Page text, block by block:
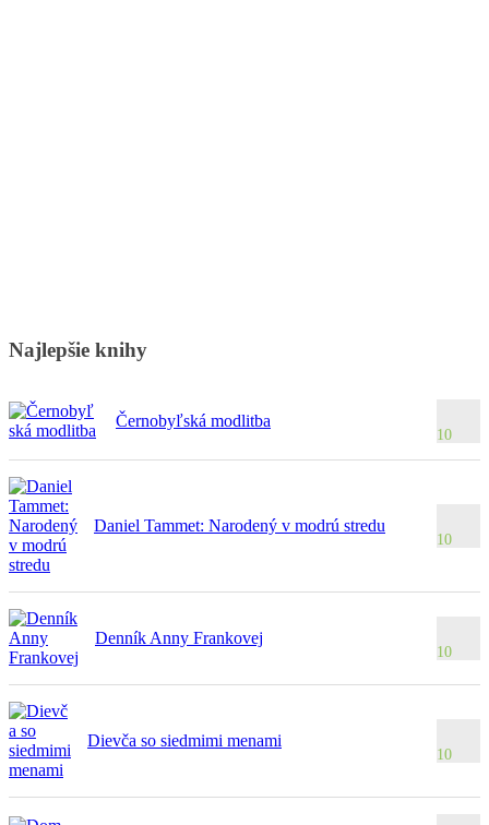
Najlepšie knihy
Černobyľská modlitba
10
Daniel Tammet: Narodený v modrú stredu
10
Denník Anny Frankovej
10
Dievča so siedmimi menami
10